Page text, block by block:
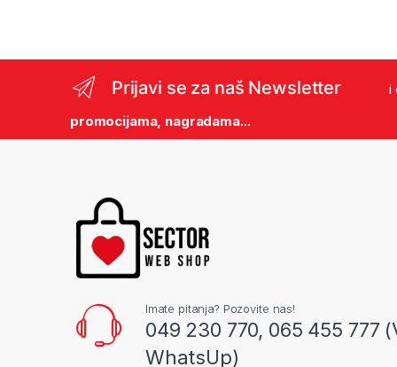
Prijavi se za naš Newsletter i
promocijama, nagradama...
Imate pitanja? Pozovite nas!
049 230 770, 065 455 777
WhatsUp)